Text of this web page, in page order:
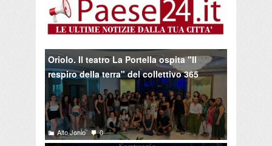
Oriolo. Il teatro La Portella ospita "Il
respiro della terra" del collettivo 365
Alto Jonio 0